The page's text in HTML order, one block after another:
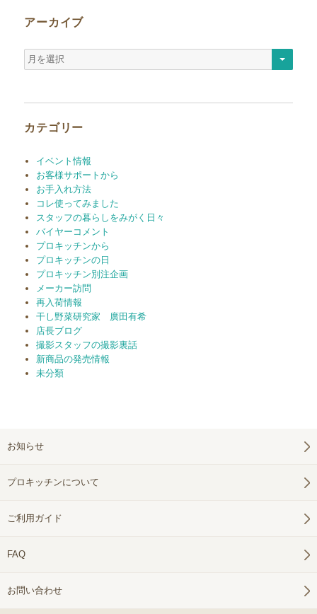
アーカイブ
ア
ー
カテゴリー
イベント情報
お客様サポートから
お手入れ方法
コレ使ってみました
スタッフの暮らしをみがく日々
バイヤーコメント
プロキッチンから
プロキッチンの日
プロキッチン別注企画
メーカー訪問
再入荷情報
干し野菜研究家 廣田有希
店長ブログ
撮影スタッフの撮影裏話
新商品の発売情報
未分類
お知らせ
プロキッチンについて
ご利用ガイド
FAQ
お問い合わせ